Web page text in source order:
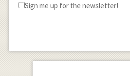
Sign me up for the newsletter!